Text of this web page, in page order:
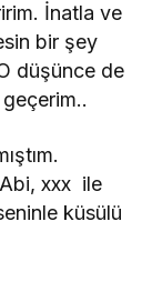
İnatla ve
bir şey
düşünce de
xxx ile
küsülü